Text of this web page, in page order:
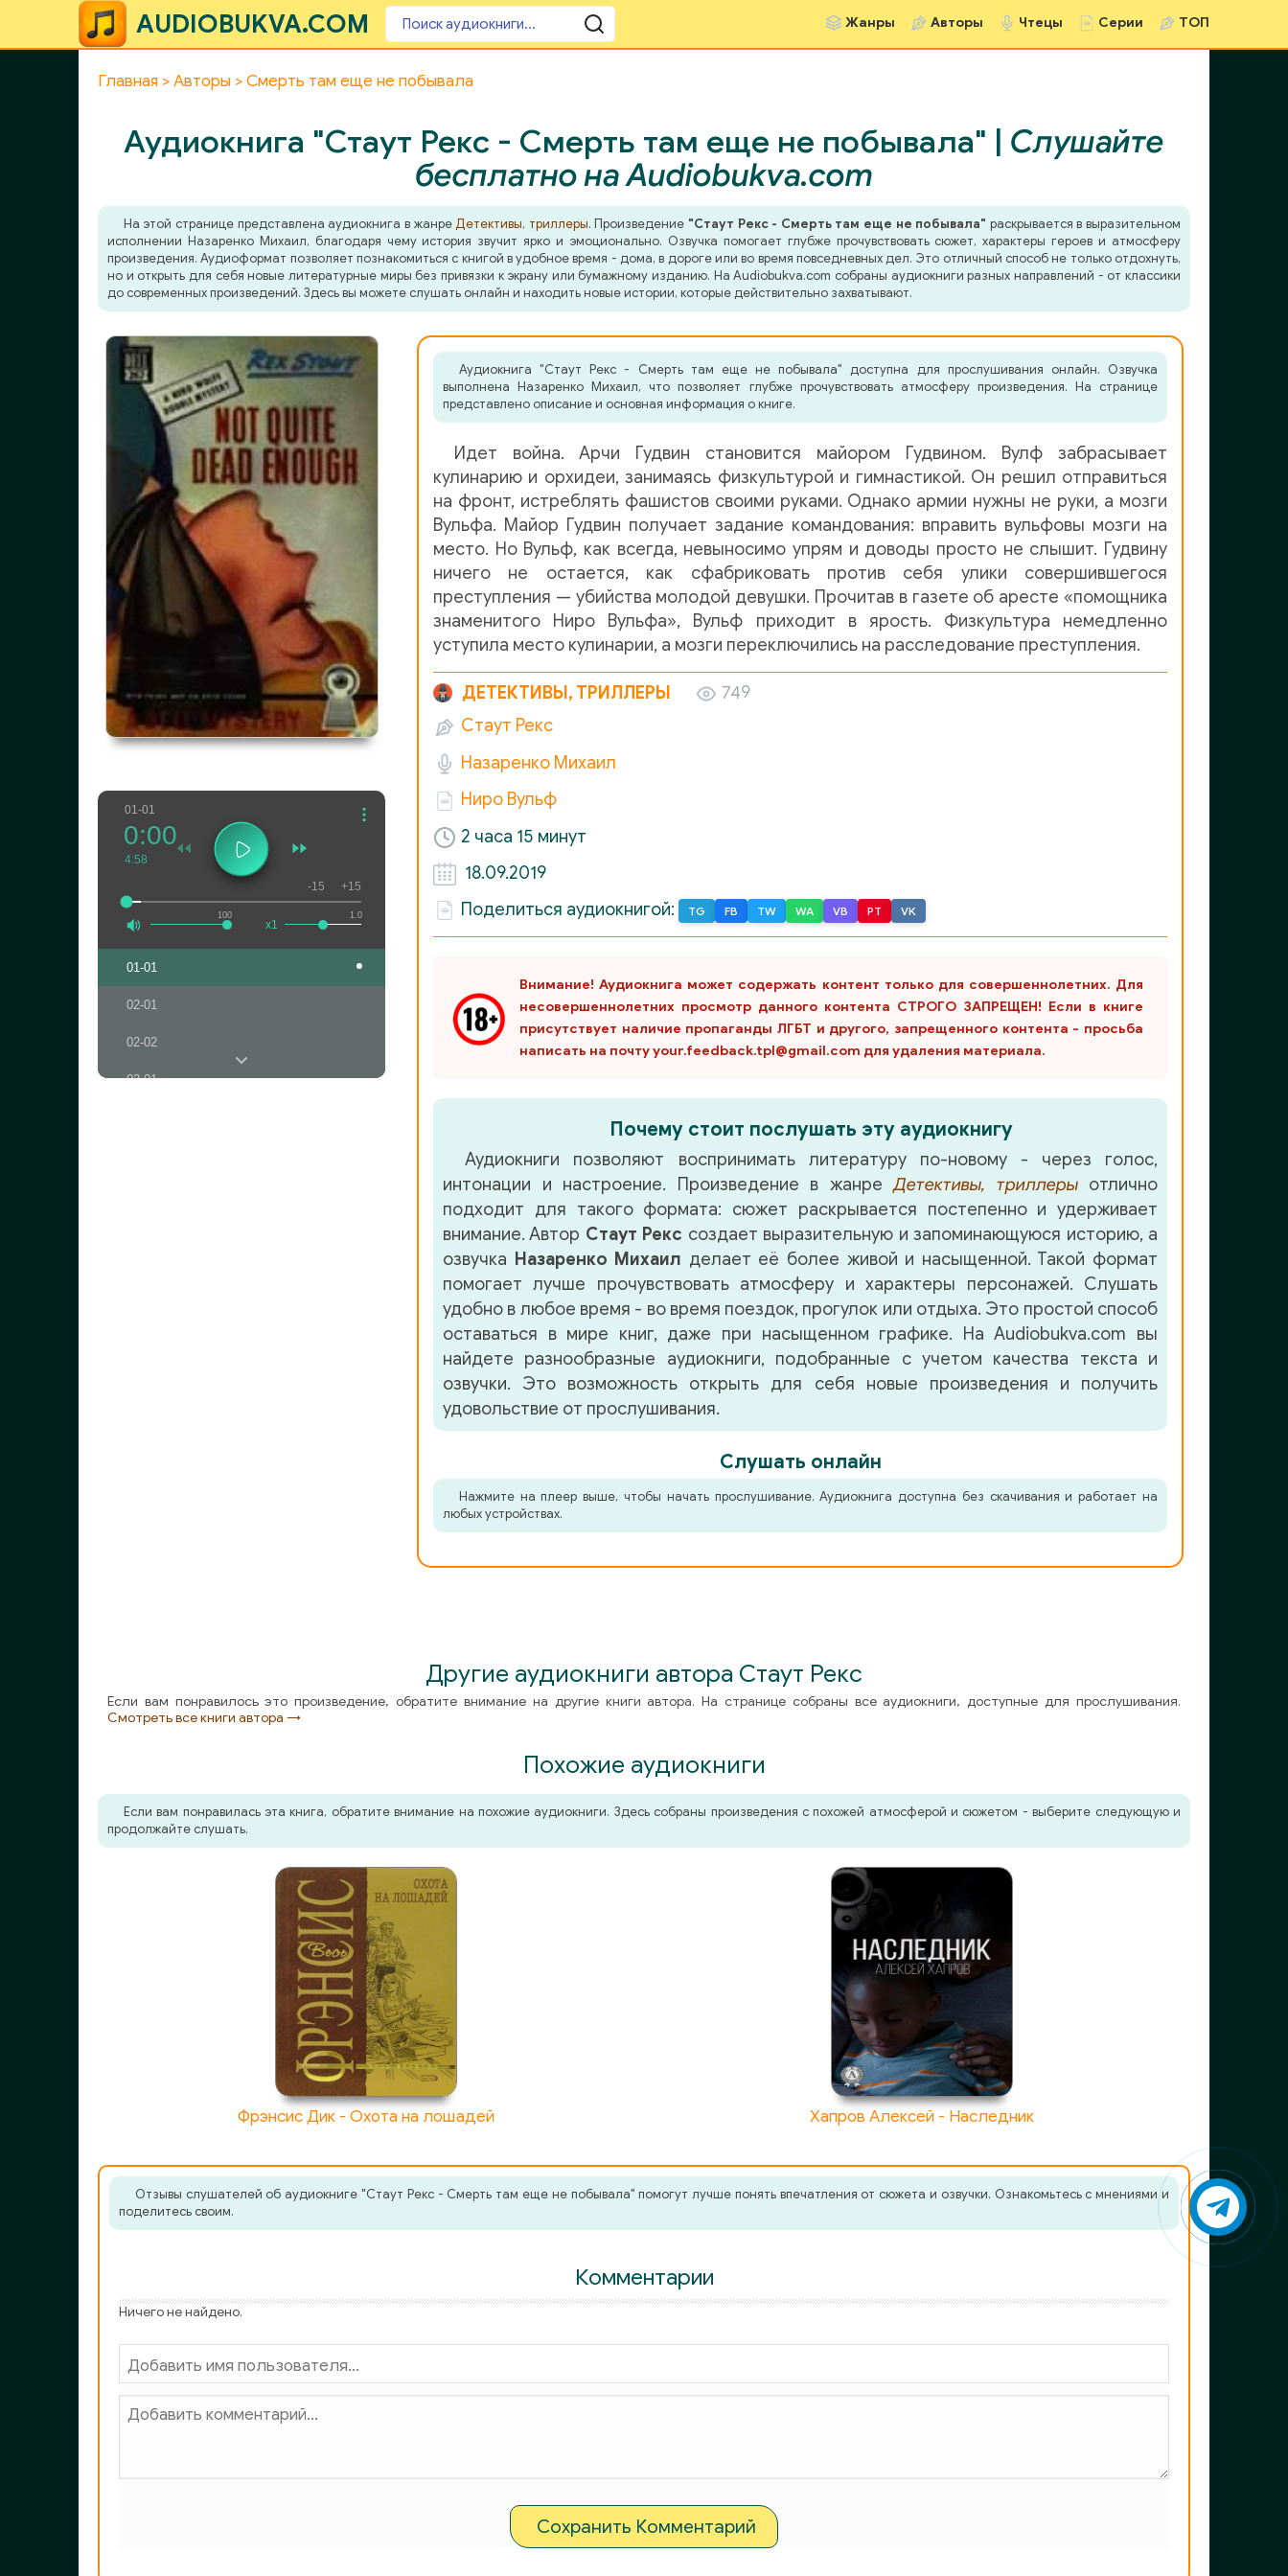
AUDIOBUKVA.COM Жанры Авторы Чтецы Серии ТОП
Главная Авторы Смерть там еще не побывала
Аудиокнига "Стаут Рекс - Смерть там еще не побывала" | Слушайте
бесплатно на Audiobukva.com
На этой странице представлена аудиокнига в жанреДетективы, триллеры. Произведение "Стаут Рекс - Смерть там еще не побывала" раскрывается в выразительном
исполнении Назаренко Михаил, благодаря чему история звучит ярко и эмоционально. Озвучка помогает глубже прочувствовать сюжет, характеры героев и атмосферу
произведения. Аудиоформат позволяет познакомиться с книгой в удобное время - дома, в дороге или во время повседневных дел. Это отличный способ не только отдохнуть,
но и открыть для себя новые литературные миры без привязки к экрану или бумажному изданию. На Audiobukva.com собраны аудиокниги разных направлений - от классики
до современных произведений. Здесь вы можете слушать онлайн и находить новые истории, которые действительно захватывают.
01-01
100
0:00
4:58
1.0
x1
-15 +15
01-01
02-01
02-02
03-01
11-01
12-02
Аудиокнига "Стаут Рекс - Смерть там еще не побывала" доступна для прослушивания онлайн. Озвучка
выполнена Назаренко Михаил, что позволяет глубже прочувствовать атмосферу произведения. На странице
представлено описание и основная информация о книге.
Идет война. Арчи Гудвин становится майором Гудвином. Вулф забрасывает
кулинарию и орхидеи, занимаясь физкультурой и гимнастикой. Он решил отправиться
на фронт, истреблять фашистов своими руками. Однако армии нужны не руки, а мозги
Вульфа. Майор Гудвин получает задание командования: вправить вульфовы мозги на
место. Но Вульф, как всегда, невыносимо упрям и доводы просто не слышит. Гудвину
ничего не остается, как сфабриковать против себя улики совершившегося
преступления — убийства молодой девушки. Прочитав в газете об аресте «помощника
знаменитого Ниро Вульфа», Вульф приходит в ярость. Физкультура немедленно
уступила место кулинарии, а мозги переключились на расследование преступления.
ДЕТЕКТИВЫ, ТРИЛЛЕРЫ
749
Стаут Рекс
Назаренко Михаил
Ниро Вульф
2 часа 15 минут
18.09.2019
Поделиться аудиокнигой:
TG FB TW WA VB PT VK
Внимание! Аудиокнига может содержать контент только для совершеннолетних. Для
несовершеннолетних просмотр данного контента СТРОГО ЗАПРЕЩЕН! Если в книге
присутствует наличие пропаганды ЛГБТ и другого, запрещенного контента - просьба
написать на почту your.feedback.tpl@gmail.com для удаления материала.
Почему стоит послушать эту аудиокнигу
Аудиокниги позволяют воспринимать литературу по-новому - через голос,
интонации и настроение. Произведение в жанреДетективы, триллерыотлично
подходит для такого формата: сюжет раскрывается постепенно и удерживает
внимание. Автор Стаут Рекс создает выразительную и запоминающуюся историю, а
озвучка Назаренко Михаил делает её более живой и насыщенной. Такой формат
помогает лучше прочувствовать атмосферу и характеры персонажей. Слушать
удобно в любое время - во время поездок, прогулок или отдыха. Это простой способ
оставаться в мире книг, даже при насыщенном графике. На Audiobukva.com вы
найдете разнообразные аудиокниги, подобранные с учетом качества текста и
озвучки. Это возможность открыть для себя новые произведения и получить
удовольствие от прослушивания.
Слушать онлайн
Нажмите на плеер выше, чтобы начать прослушивание. Аудиокнига доступна без скачивания и работает на
любых устройствах.
Другие аудиокниги автора Стаут Рекс
Если вам понравилось это произведение, обратите внимание на другие книги автора. На странице собраны все аудиокниги, доступные для прослушивания.
Смотреть все книги автора →
Похожие аудиокниги
Если вам понравилась эта книга, обратите внимание на похожие аудиокниги. Здесь собраны произведения с похожей атмосферой и сюжетом - выберите следующую и
продолжайте слушать.
Фрэнсис Дик - Охота на лошадей Хапров Алексей - Наследник
Отзывы слушателей об аудиокниге "Стаут Рекс - Смерть там еще не побывала" помогут лучше понять впечатления от сюжета и озвучки. Ознакомьтесь с мнениями и
поделитесь своим.
Комментарии
Ничего не найдено.
Сохранить Комментарий